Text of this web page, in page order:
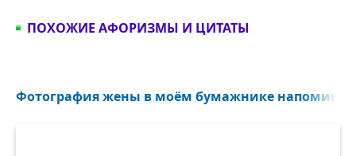
ПОХОЖИЕ АФОРИЗМЫ И ЦИТАТЫ
Фотография жены в моём бумажнике